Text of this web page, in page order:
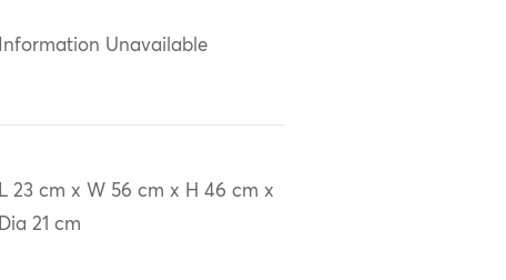
Information Unavailable
L 23 cm x W 56 cm x H 46 cm x
Dia 21 cm